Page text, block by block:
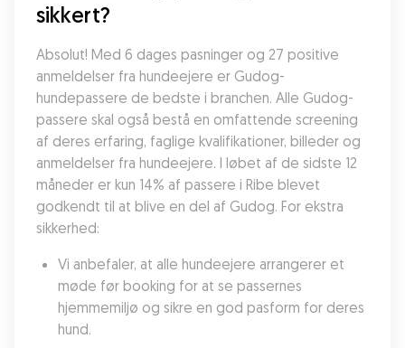
sikkert?
Absolut! Med 6 dages pasninger og 27 positive
anmeldelser fra hundeejere er Gudog-
hundepassere de bedste i branchen. Alle Gudog-
passere skal også bestå en omfattende screening
af deres erfaring, faglige kvalifikationer, billeder og
anmeldelser fra hundeejere. I løbet af de sidste 12
måneder er kun 14% af passere i Ribe blevet
godkendt til at blive en del af Gudog. For ekstra
sikkerhed:
Vi anbefaler, at alle hundeejere arrangerer et
møde før booking for at se passernes
hjemmemiljø og sikre en god pasform for deres
hund.